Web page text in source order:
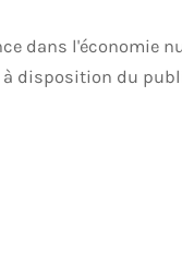
dans l'économie
à disposition du